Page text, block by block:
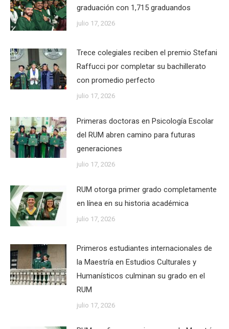
graduación con 1,715 graduandos
julio 17, 2026
Trece colegiales reciben el premio Stefani
Raffucci por completar su bachillerato
con promedio perfecto
julio 17, 2026
Primeras doctoras en Psicología Escolar
del RUM abren camino para futuras
generaciones
julio 17, 2026
RUM otorga primer grado completamente
en línea en su historia académica
julio 17, 2026
Primeros estudiantes internacionales de
la Maestría en Estudios Culturales y
Humanísticos culminan su grado en el
RUM
julio 17, 2026